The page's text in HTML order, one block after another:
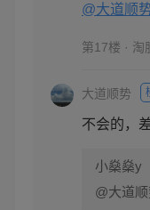
@大道顺
第17楼 · 淘
大道顺势
不会的，
小燊燊y